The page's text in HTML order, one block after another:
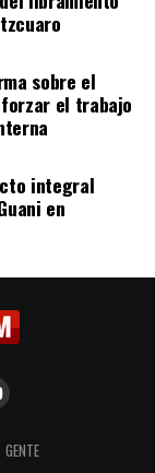
Brissa
a las
sobre el
el trabajo
integral
en
GENTE